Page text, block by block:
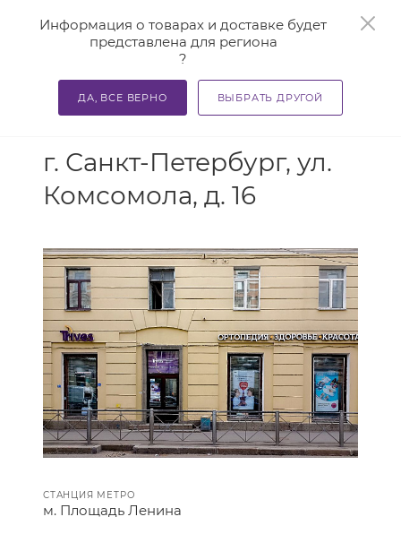
Информация о товарах и доставке будет
представлена для региона
?
ДА, ВСЕ ВЕРНО ВЫБРАТЬ ДРУГОЙ
г. Санкт-Петербург, ул.
Комсомола, д. 16
СТАНЦИЯ МЕТРО
м. Площадь Ленина